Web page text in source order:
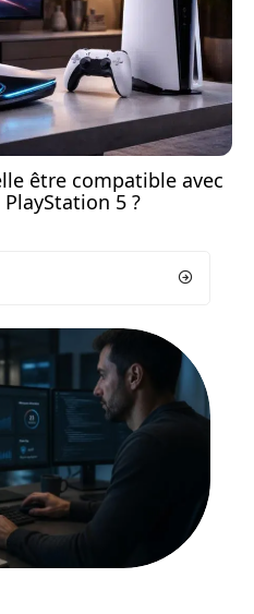
être compatible avec
5 ?